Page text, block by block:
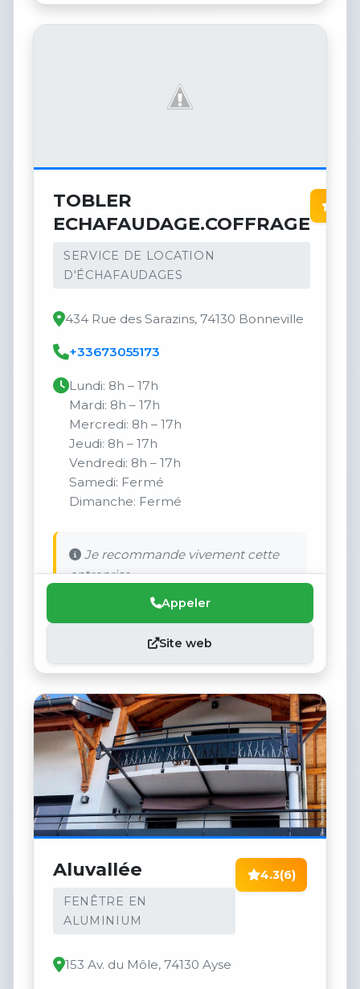
TOBLER
ECHAFAUDAGE.COFFRAGE
SERVICE DE LOCATION
D'ÉCHAFAUDAGES
434 Rue des Sarazins, 74130 Bonneville
+33673055173
Lundi: 8h – 17h
Mardi: 8h – 17h
Mercredi: 8h – 17h
Jeudi: 8h – 17h
Vendredi: 8h – 17h
Samedi: Fermé
Dimanche: Fermé
Je recommande vivement cette
entreprise.
Appeler
Site web
Aluvallée
FENÊTRE EN
ALUMINIUM
4.3(6)
153 Av. du Môle, 74130 Ayse